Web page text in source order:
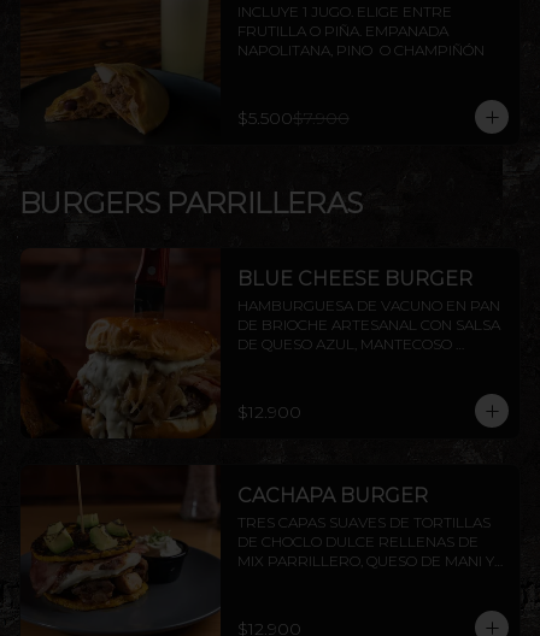
INCLUYE 1 JUGO. ELIGE ENTRE
FRUTILLA O PIÑA. EMPANADA
NAPOLITANA, PINO  O CHAMPIÑÓN
$5.500$7.900
BURGERS PARRILLERAS
BLUE CHEESE BURGER
HAMBURGUESA DE VACUNO EN PAN
DE BRIOCHE ARTESANAL CON SALSA
DE QUESO AZUL, MANTECOSO
PAPAS RÚSTICAS.
$12.900
CACHAPA BURGER
TRES CAPAS SUAVES DE TORTILLAS
DE CHOCLO DULCE RELLENAS DE
MIX PARRILLERO, QUESO DE MANI Y
DE SALSA CHIMICHURRI Y NATA
$12.900